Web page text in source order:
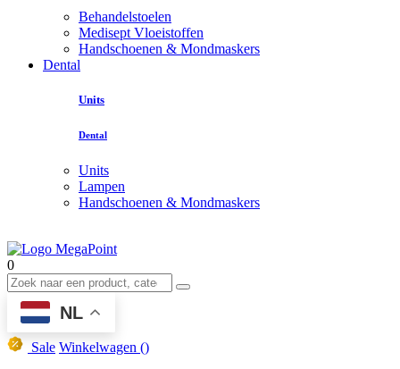
Behandelstoelen
Medisept Vloeistoffen
Handschoenen & Mondmaskers
Dental
Units
Dental
Units
Lampen
Handschoenen & Mondmaskers
0
NL
Sale Winkelwagen ()